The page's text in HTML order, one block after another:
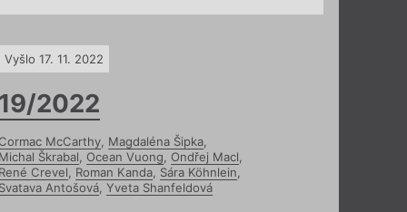
Vyšlo 17. 11. 2022
2022
McCarthy, Magdaléna Šipka,
Škrabal, Ocean Vuong, Ondřej Macl,
Crevel, Roman Kanda, Sára Köhnlein,
Antošová, Yveta Shanfeldová